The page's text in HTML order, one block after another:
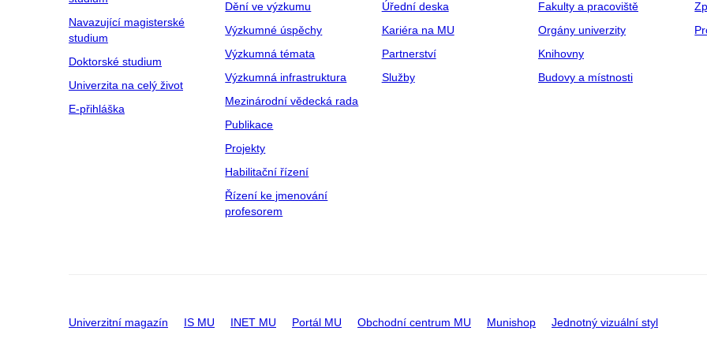
Navazující magisterské
studium
Doktorské studium
Univerzita na celý život
E-přihláška
Dění ve výzkumu
Výzkumné úspěchy
Výzkumná témata
Výzkumná infrastruktura
Mezinárodní vědecká rada
Publikace
Projekty
Habilitační řízení
Řízení ke jmenování
profesorem
Úřední deska
Kariéra na MU
Partnerství
Služby
Fakulty a pracoviště
Orgány univerzity
Knihovny
Budovy a místnosti
Univerzitní magazín IS MU INET MU Portál MU Obchodní centrum MU Munishop Jednotný vizuální styl